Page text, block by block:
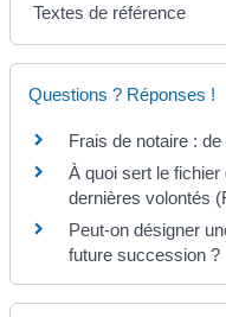
Textes de référence
Questions ? Réponses !
Frais de notaire :
À quoi sert le
dernières volontés
Peut-on désigner
future succession ?